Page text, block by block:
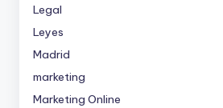
Legal
Leyes
Madrid
marketing
Marketing Online